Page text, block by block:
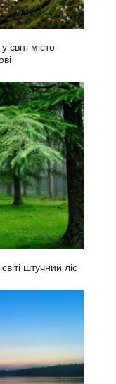
місто-
штучний ліс